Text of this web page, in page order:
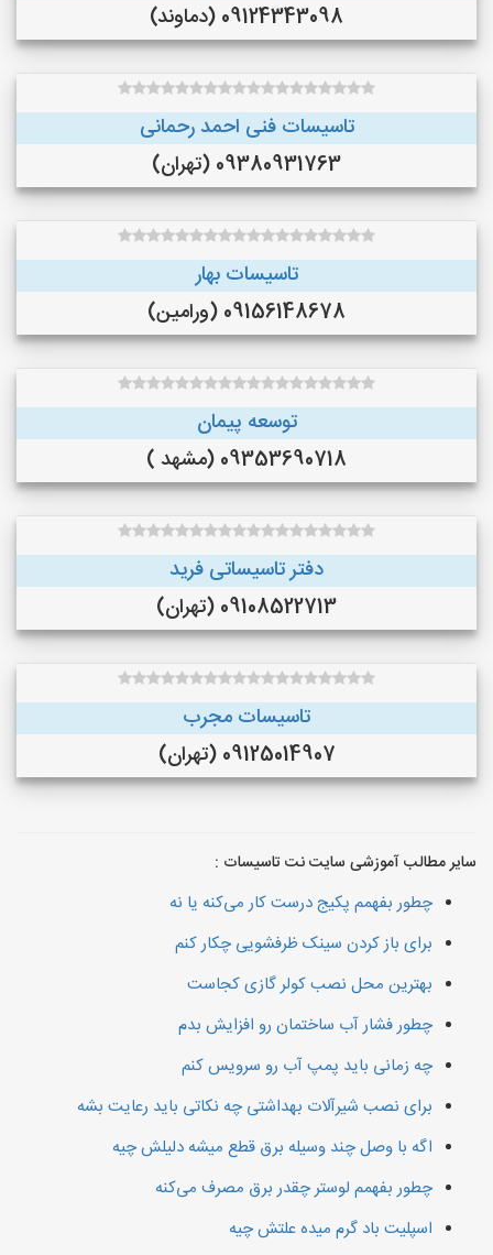
09124343098 (دماوند)
تاسیسات فنی احمد رحمانی
09380931763 (تهران)
تاسیسات بهار
09156148678 (ورامین)
توسعه پیمان
09353690718 (مشهد )
دفتر تاسیساتی فرید
09108522713 (تهران)
تاسیسات مجرب
09125014907 (تهران)
سایر مطالب آموزشی سایت نت تاسیسات :
چطور بفهمم پکیج درست کار می‌کنه یا نه
برای باز کردن سینک ظرفشویی چکار کنم
بهترین محل نصب کولر گازی کجاست
چطور فشار آب ساختمان رو افزایش بدم
چه زمانی باید پمپ آب رو سرویس کنم
برای نصب شیرآلات بهداشتی چه نکاتی باید رعایت بشه
اگه با وصل چند وسیله برق قطع میشه دلیلش چیه
چطور بفهمم لوستر چقدر برق مصرف می‌کنه
اسپلیت باد گرم میده علتش چیه